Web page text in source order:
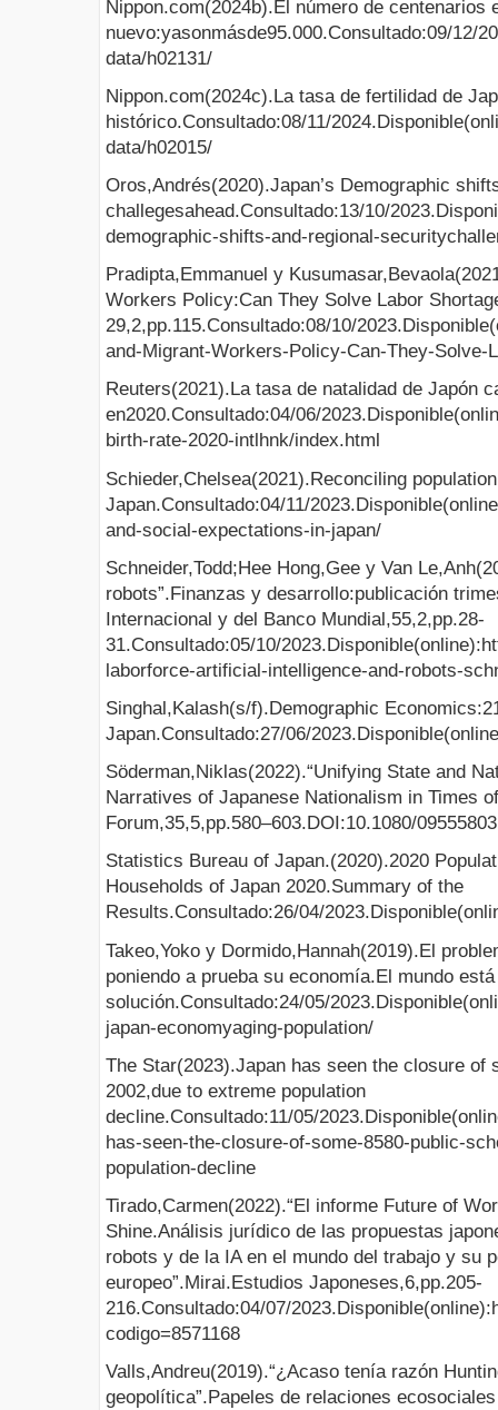
Nippon.com(2024b).El número de centenarios
nuevo:yasonmásde95.000.Consultado:09/12/
data/h02131/
Nippon.com(2024c).La tasa de fertilidad de
histórico.Consultado:08/11/
data/h02015/
Oros,Andrés(2020).Japan’s Demographic
challegesahead.Consultado:13/10/
demographic-shifts-and-regional-
Pradipta,Emmanuel y
Workers Policy:Can They Solve Labor
29,2,pp.115.Consultado:08/10/
and-Migrant-Workers-Policy-Can-They-Solve-
Reuters(2021).La tasa de natalidad de Japón
en2020.Consultado:04/06/
birth-rate-2020-intlhnk/index.html
Schieder,Chelsea(2021).Reconciling
Japan.Consultado:04/11/
and-social-expectations-in-japan/
Schneider,Todd;Hee Hong,Gee y Van
robots”.Finanzas y desarrollo:publicación
Internacional y del Banco Mundial,55,2,pp.28-
31.Consultado:05/10/
laborforce-artificial-intelligence-and-robots-
Singhal,Kalash(s/f).Demographic
Japan.Consultado:27/06/
Söderman,Niklas(2022).“Unifying State and
Narratives of Japanese Nationalism in Times
Forum,35,5,pp.580–603.DOI:10.1080/
Statistics Bureau of Japan.(2020).2020
Households of Japan 2020.Summary of the
Results.Consultado:26/04/
Takeo,Yoko y Dormido,Hannah(2019).El
poniendo a prueba su economía.El mundo
solución.Consultado:24/05/
japan-economyaging-population/
The Star(2023).Japan has seen the closure of
2002,due to extreme population
decline.Consultado:11/05/
has-seen-the-closure-of-some-8580-public-
population-decline
Tirado,Carmen(2022).“El informe Future of
Shine.Análisis jurídico de las propuestas
robots y de la IA en el mundo del trabajo y su
europeo”.Mirai.Estudios Japoneses,6,pp.205-
216.Consultado:04/07/
codigo=8571168
Valls,Andreu(2019).“¿Acaso tenía razón
geopolítica”.Papeles de relaciones